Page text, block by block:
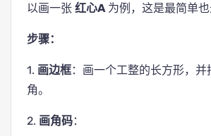
以画一张 红心A为例，这是最简单也
步骤：
1. 画边框：画一个工整的长方形，并
角。
2. 画角码：